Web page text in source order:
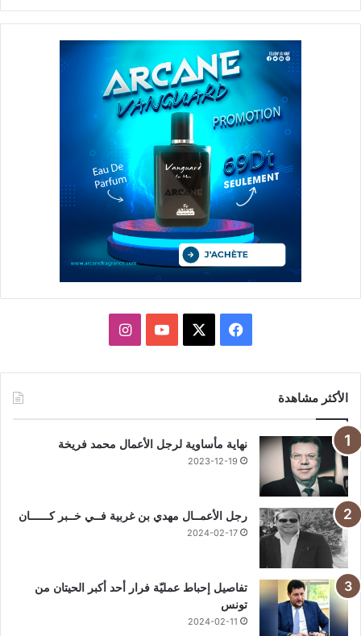
فيسبوك يوتيوبانستقرام
الأكثر مشاهدة
نهاية مأساوية لرجل الأعمال محمد فريخة
2023-12-19
رجل الأعمــال مهدي بن غربية فــي خــبر كــــــان
2024-02-17
تفاصيل إحباط عمليّة فرار أحد أكبر الحيتان من
تونس
2024-02-11